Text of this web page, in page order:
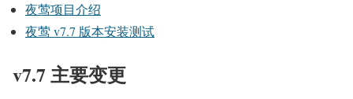
夜莺项目介绍
夜莺 v7.7 版本安装测试
v7.7 主要变更